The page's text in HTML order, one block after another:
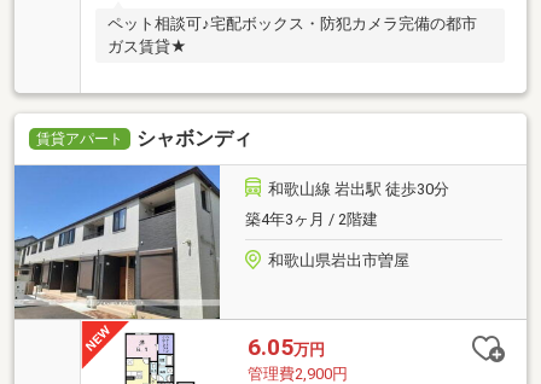
ペット相談可♪宅配ボックス・防犯カメラ完備の都市
ガス賃貸★
賃貸アパート シャボンディ
和歌山線 岩出駅 徒歩30分
築4年3ヶ月 / 2階建
和歌山県岩出市曽屋
6.05万円
管理費2,900円